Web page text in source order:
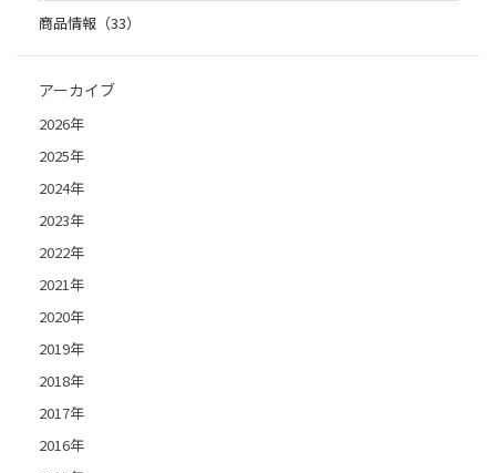
商品情報（33）
アーカイブ
2026年
2025年
2024年
2023年
2022年
2021年
2020年
2019年
2018年
2017年
2016年